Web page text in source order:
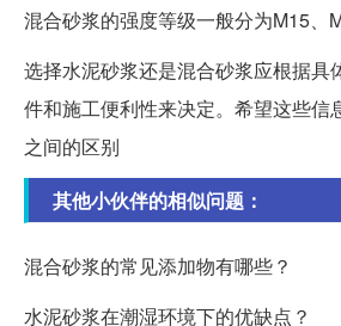
混合砂浆的强度等级一般分为M15、
选择水泥砂浆还是混合砂浆应根据具
件和施工便利性来决定。希望这些信
之间的区别
其他小伙伴的相似问题：
混合砂浆的常见添加物有哪些？
水泥砂浆在潮湿环境下的优缺点？